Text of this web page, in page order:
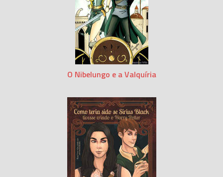
O Nibelungo e a Valquíria